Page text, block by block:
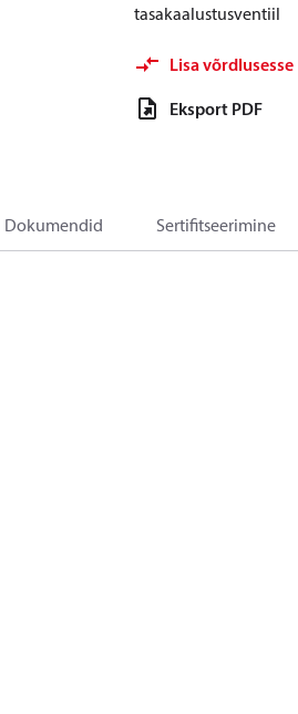
tasakaalustusventiil
Lisa võrdlusesse
Eksport PDF
Dokumendid Sertifitseerimine